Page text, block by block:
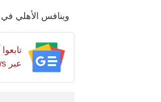
وينافس الأهلي في
عبر Google news